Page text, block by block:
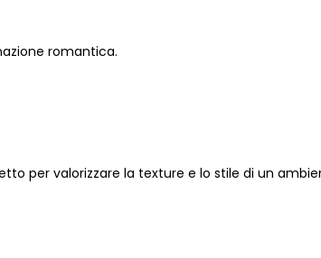
romantica.
per valorizzare la texture e lo stile di un